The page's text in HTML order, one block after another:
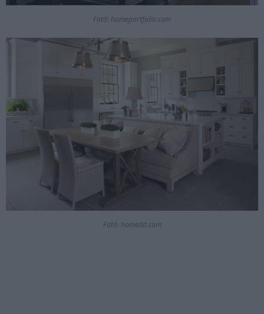
Fotó: homeportfolio.com
Fotó: homedit.com